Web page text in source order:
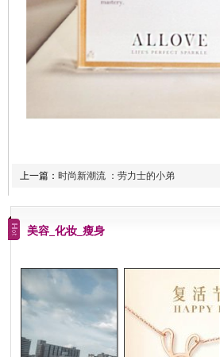
上一篇： 时尚新潮流 ：劳力士的小弟
美容_化妆_瘦身